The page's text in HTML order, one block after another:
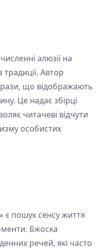
алюзії на
традиції. Автор
що відображають
Це надає збірці
читачеві відчути
особистих
пошук сенсу життя
Бжоска
речей, які часто